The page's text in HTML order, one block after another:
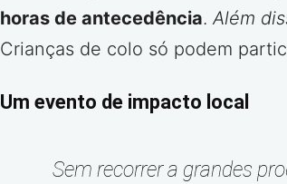
horas de antecedência.Além
Crianças de colo só podem
Um evento de impacto local
Sem recorrer a grandes